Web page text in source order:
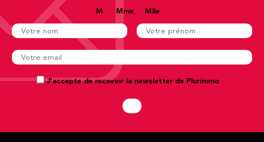
M. Mme Mlle
J'accepte de recevoir la newsletter de Plurimmo